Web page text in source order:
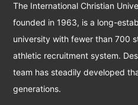
The International Christian
founded in 1963, is a long-
university with fewer than 700
athletic recruitment system.
team has steadily developed
generations.